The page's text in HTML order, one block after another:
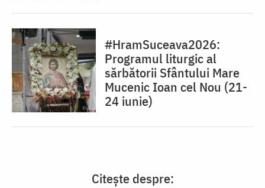
#HramSuceava2026:
Programul liturgic al
sărbătorii Sfântului Mare
Mucenic Ioan cel Nou (21-
24 iunie)
Citește despre: